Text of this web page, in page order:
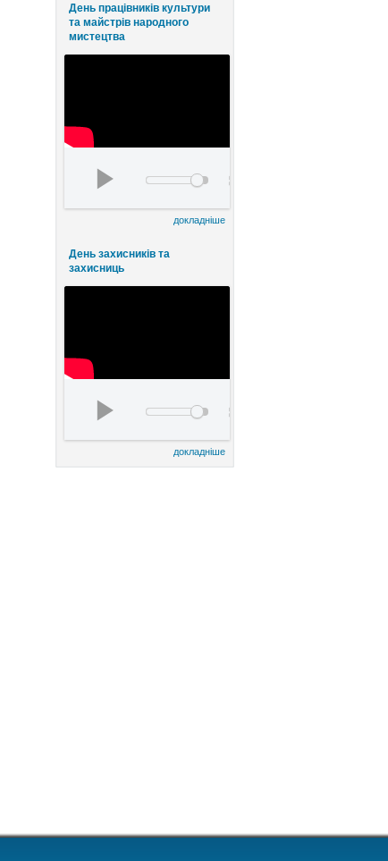
День працівників культури
та майстрів народного
мистецтва
докладніше
День захисників та
захисниць
докладніше